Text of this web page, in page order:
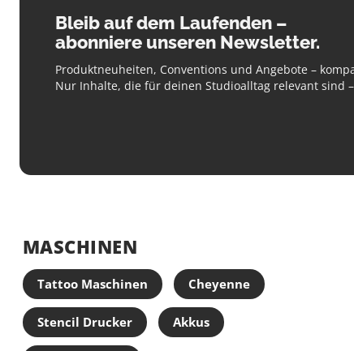
Bleib auf dem Laufenden –
abonniere unseren Newsletter.
Produktneuheiten, Conventions und Angebote –
Nur Inhalte, die für deinen Studioalltag relevant sind
MASCHINEN
Tattoo Maschinen Cheyenne
Stencil Drucker Akkus